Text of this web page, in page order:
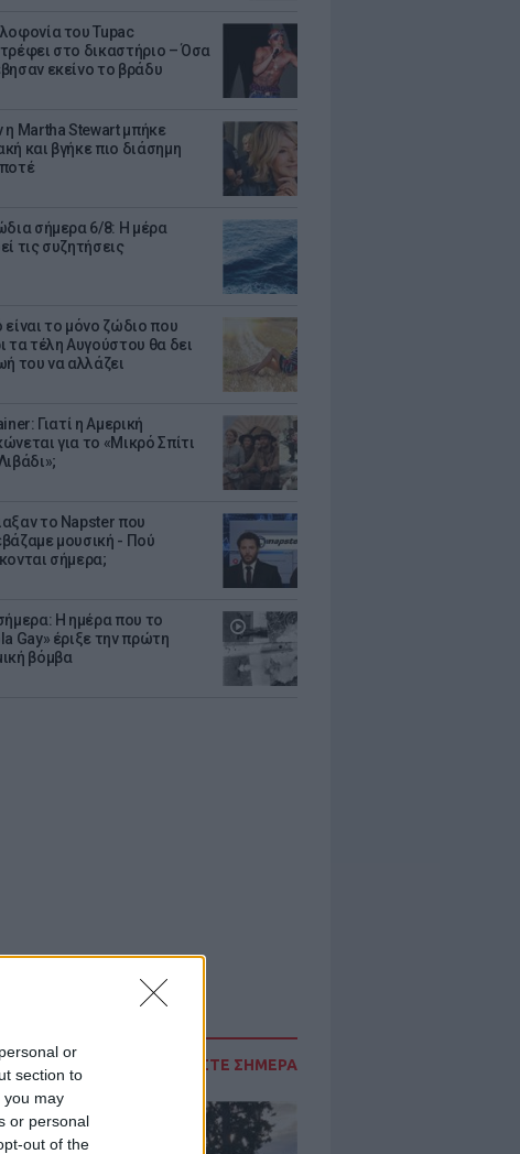
or
section to
you may
or personal
out of the
του Tupac
στο δικαστήριο – Όσα
εκείνο το βράδυ
η Martha Stewart μπήκε
και βγήκε πιο διάσημη
σήμερα 6/8: Η μέρα
τις συζητήσεις
είναι το μόνο ζώδιο που
τα τέλη Αυγούστου θα δει
του να αλλάζει
Γιατί η Αμερική
για το «Μικρό Σπίτι
το Napster που
μουσική - Πού
σήμερα;
Η ημέρα που το
Gay» έριξε την πρώτη
βόμβα
ΔΙΑΒΑΣΤΕ ΣΗΜΕΡΑ